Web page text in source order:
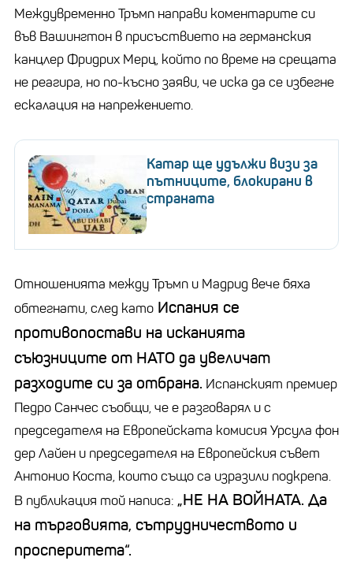
Междувременно Тръмп направи коментарите си
във Вашингтон в присъствието на германския
канцлер Фридрих Мерц, който по време на срещата
не реагира, но по-късно заяви, че иска да се избегне
ескалация на напрежението.
Катар ще удължи визи за
пътниците, блокирани в
страната
Отношенията между Тръмп и Мадрид вече бяха
обтегнати, след като Испания се
противопостави на исканията
съюзниците от НАТО да увеличат
разходите си за отбрана. Испанският премиер
Педро Санчес съобщи, че е разговарял и с
председателя на Европейската комисия Урсула фон
дер Лайен и председателя на Европейския съвет
Антонио Коста, които също са изразили подкрепа.
В публикация той написа: „НЕ НА ВОЙНАТА. Да
на търговията, сътрудничеството и
просперитета“.